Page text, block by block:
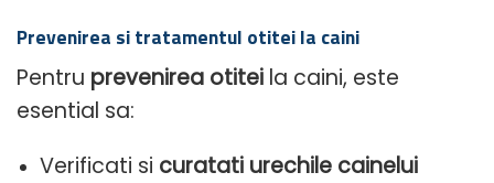
Prevenirea si tratamentul otitei la caini
Pentru prevenirea otitei la caini, este
esential sa:
Verificati si curatati urechile cainelui